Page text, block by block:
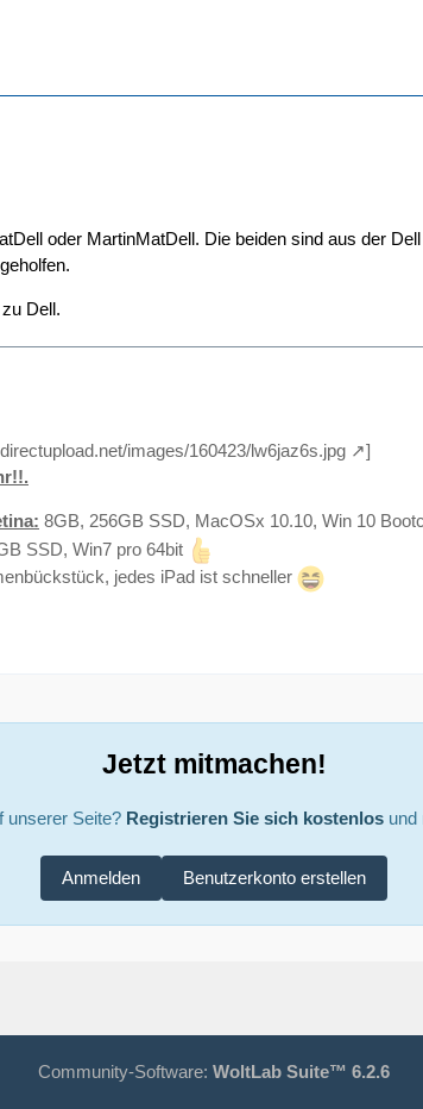
oder MartinMatDell. Die beiden sind aus der
Dell.
images/160423/lw6jaz6s.jpg
]
8GB, 256GB SSD, MacOSx 10.10, Win 10
SSD, Win7 pro 64bit
jedes iPad ist schneller
Jetzt mitmachen!
unserer Seite? Registrieren Sie sich kostenlosund
Benutzerkonto erstellen
Anmelden
Community-Software: WoltLab Suite™ 6.2.6